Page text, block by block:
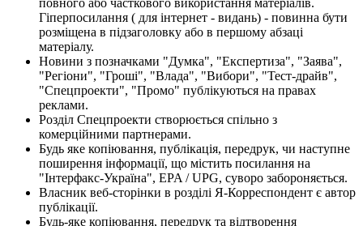
Гіперпосилання ( для інтернет - видань) - повинна бути
розміщена в підзаголовку або в першому абзаці
матеріалу.
Новини з позначками "Думка", "Експертиза", "Заява",
"Регіони", "Гроші", "Влада", "Вибори", "Тест-драйв",
"Спецпроекти", "Промо" публікуються на правах
реклами.
Розділ Спецпроекти створюється спільно з
комерційними партнерами.
Будь яке копіювання, публікація, передрук, чи наступне
поширення інформації, що містить посилання на
"Інтерфакс-Україна", EPA / UPG, суворо забороняється.
Власник веб-сторінки в розділі Я-Корреспондент є автор
публікації.
Будь-яке копіювання, передрук та відтворення